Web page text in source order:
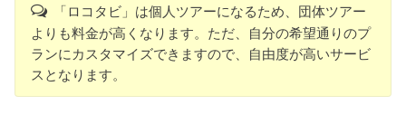
「ロコタビ」は個人ツアーになるため、団体ツアー
よりも料金が高くなります。ただ、自分の希望通りのプ
ランにカスタマイズできますので、自由度が高いサービ
スとなります。